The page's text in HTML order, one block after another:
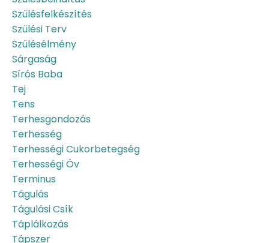
Szülésfelkészítés
Szülési Terv
Szülésélmény
Sárgaság
Sírós Baba
Tej
Tens
Terhesgondozás
Terhesség
Terhességi Cukorbetegség
Terhességi Öv
Terminus
Tágulás
Tágulási Csík
Táplálkozás
Tápszer